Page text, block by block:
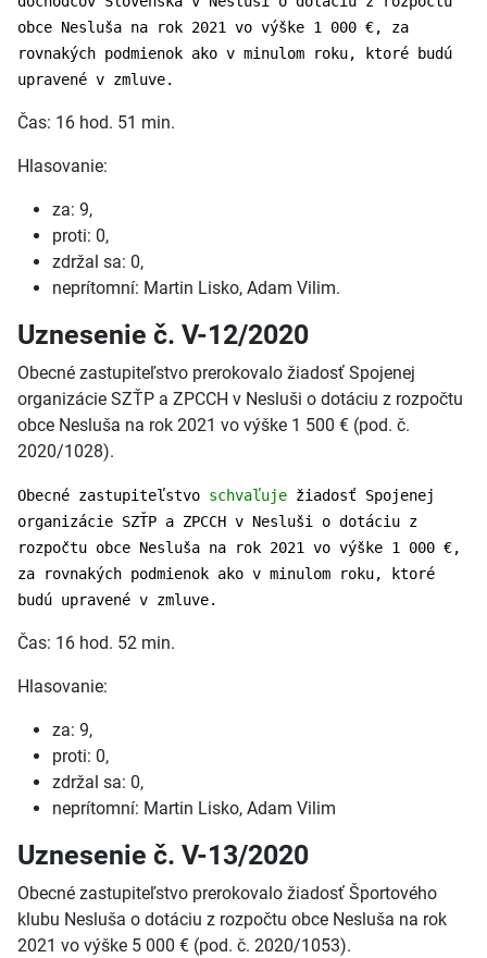
obce Nesluša na rok 2021 vo výške 1 000 €, za
rovnakých podmienok ako v minulom roku, ktoré budú
upravené v zmluve.
Čas: 16 hod. 51 min.
Hlasovanie:
za: 9,
proti: 0,
zdržal sa: 0,
neprítomní: Martin Lisko, Adam Vilim.
Uznesenie č. V-12/2020
Obecné zastupiteľstvo prerokovalo žiadosť Spojenej
organizácie SZŤP a ZPCCH v Nesluši o dotáciu z rozpočtu
obce Nesluša na rok 2021 vo výške 1 500 € (pod. č.
2020/1028).
Obecné zastupiteľstvo schvaľuje žiadosť Spojenej
organizácie SZŤP a ZPCCH v Nesluši o dotáciu z
rozpočtu obce Nesluša na rok 2021 vo výške 1 000 €,
za rovnakých podmienok ako v minulom roku, ktoré
budú upravené v zmluve.
Čas: 16 hod. 52 min.
Hlasovanie:
za: 9,
proti: 0,
zdržal sa: 0,
neprítomní: Martin Lisko, Adam Vilim
Uznesenie č. V-13/2020
Obecné zastupiteľstvo prerokovalo žiadosť Športového
klubu Nesluša o dotáciu z rozpočtu obce Nesluša na rok
2021 vo výške 5 000 € (pod. č. 2020/1053).